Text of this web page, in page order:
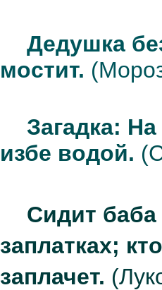
Дедушка
мостит.
Загадка:
избе водой.
Сидит баба
заплатках;
заплачет.